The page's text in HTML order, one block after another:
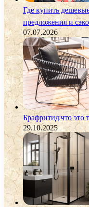
Где купить
предложения и
07.07.2026
Брафритид:что это
29.10.2025